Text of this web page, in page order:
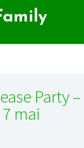
Party –
mai